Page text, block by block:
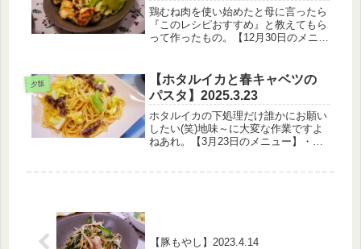
鶏むね肉を使い始めたと母に言ったら
『このレシピおすすめ』と教えてもら
って作ったもの。【12月30日のメニュ
か夕飯のお皿に3品って別に少なくな
いはずだけど、少なく感じるなｗレ...
夕飯
【ホタルイカと春キャベツの
パスタ】2025.3.23
ホタルイカの下処理だけ誰かにお願い
したい(笑)地味～に大変な作業ですよ
ねあれ。【3月23日のメニュー】・ホ
【豚もやし】2023.4.14